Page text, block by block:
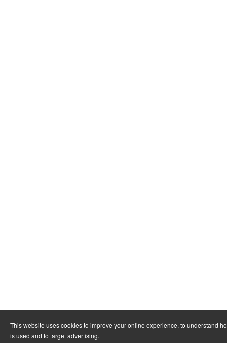
This website uses cookies to improve your online experience, to understand
is used and to target advertising.